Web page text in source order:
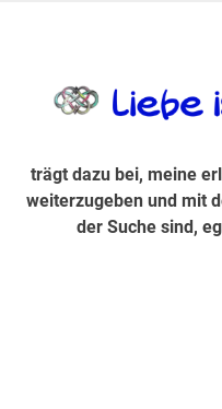
Suche sind,
trägt dazu bei, meine
weiterzugeben und mit
der Suche sind,